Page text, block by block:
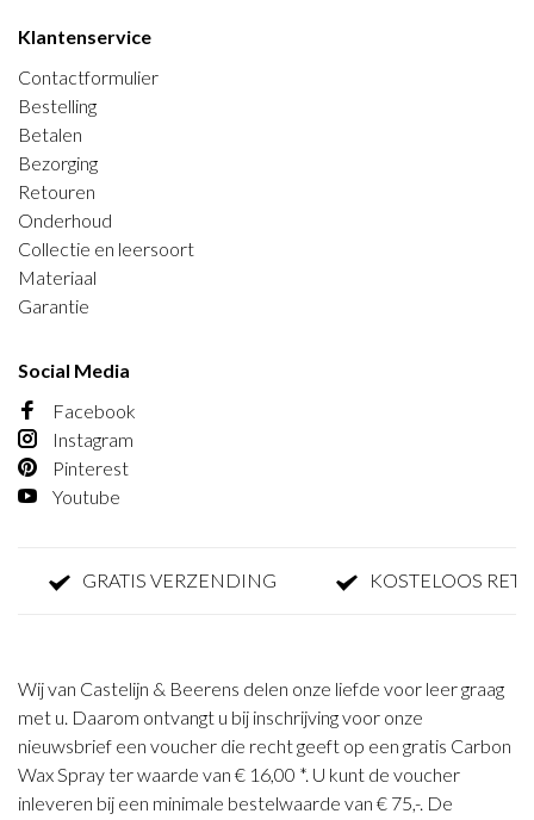
Klantenservice
Contactformulier
Bestelling
Betalen
Bezorging
Retouren
Onderhoud
Collectie en leersoort
Materiaal
Garantie
Social Media
Facebook
Instagram
Pinterest
Youtube
GRATIS VERZENDING KOSTELOOS
Wij van Castelijn & Beerens delen onze liefde voor leer graag
met u. Daarom ontvangt u bij inschrijving voor onze
nieuwsbrief een voucher die recht geeft op een gratis Carbon
Wax Spray ter waarde van € 16,00 *. U kunt de voucher
inleveren bij een minimale bestelwaarde van € 75,-. De